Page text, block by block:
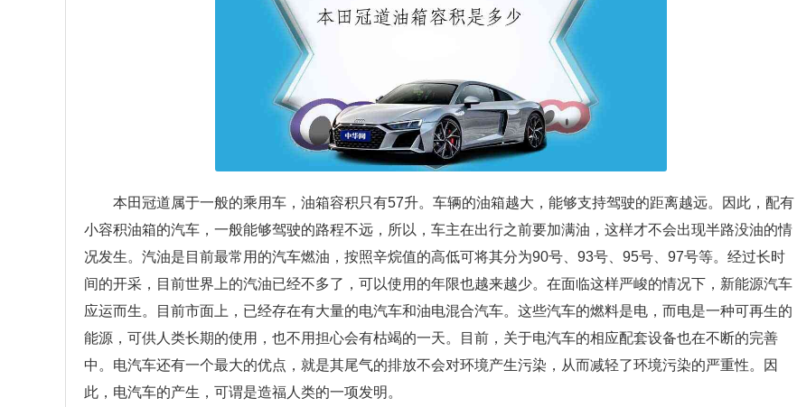
本田冠道属于一般的乘用车，油箱容积只有57升。车辆的油箱越大，能够支持驾驶的距离越远。因此，配有
小容积油箱的汽车，一般能够驾驶的路程不远，所以，车主在出行之前要加满油，这样才不会出现半路没油的情
况发生。汽油是目前最常用的汽车燃油，按照辛烷值的高低可将其分为90号、93号、95号、97号等。经过长时
间的开采，目前世界上的汽油已经不多了，可以使用的年限也越来越少。在面临这样严峻的情况下，新能源汽车
应运而生。目前市面上，已经存在有大量的电汽车和油电混合汽车。这些汽车的燃料是电，而电是一种可再生的
能源，可供人类长期的使用，也不用担心会有枯竭的一天。目前，关于电汽车的相应配套设备也在不断的完善
中。电汽车还有一个最大的优点，就是其尾气的排放不会对环境产生污染，从而减轻了环境污染的严重性。因
此，电汽车的产生，可谓是造福人类的一项发明。